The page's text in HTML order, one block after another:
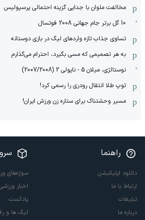
مخالفت ملوان با جدایی گزینه احتمالی پرسپولیس
10 گل برتر جام جهانی 2008 فوتسال
تساوی جذاب تازه واردهای لیگ در بازی دوستانه
به هر تصمیمی که مسی بگیرد، احترام می‌گذارم
نوستالژی، میلان 5 - ناپولی 2 (2007/2008)
توپ طلا انتقال رودری را رسمی کرد!
مسیر وحشتناک برای ستاره زن ورزش ایران!
راهنما
دانلود اپلیکیشن
ارتباط با ما
تبلیغات
درباره ما
سوژه‌های
اخبار
پادکست
لیگ ها و